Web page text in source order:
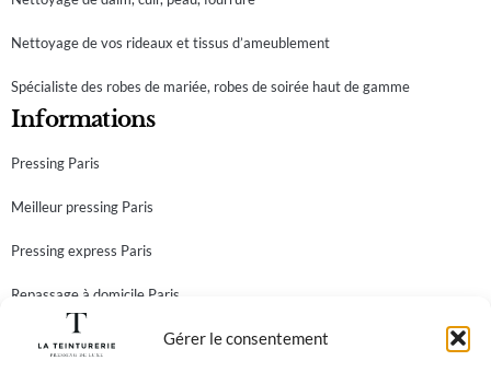
Gérer le consentement
Nettoyage de vos rideaux et tissus d’ameublement
Spécialiste des robes de mariée, robes de soirée haut de gamme
Informations
Pressing Paris
Meilleur pressing Paris
Pressing express Paris
Repassage à domicile Paris
Teinturier Paris